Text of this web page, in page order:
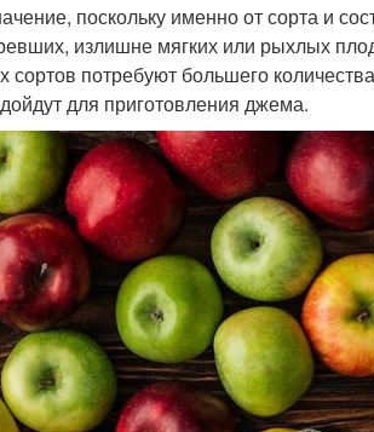
поскольку именно от сорта и
излишне мягких или рыхлых
сортов потребуют большего
для приготовления джема.